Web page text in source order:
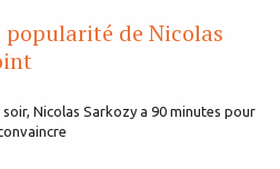
popularité de Nicolas